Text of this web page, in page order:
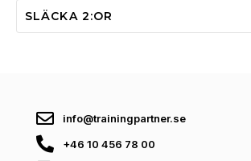
SLÄCKA 2:OR
info@trainingpartner.se
+46 10 456 78 00